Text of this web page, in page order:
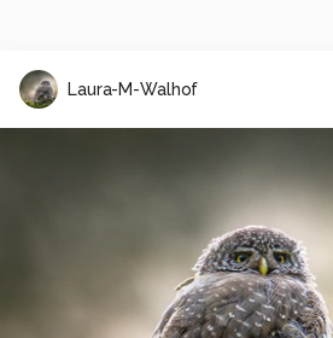
Laura-M-Walhof